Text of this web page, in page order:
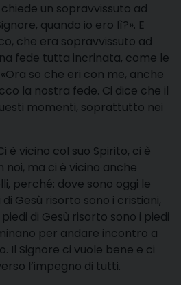
chiede un sopravvissuto ad
quando io ero lì?». E
che era sopravvissuto ad
fede tutta incrinata, come le
so che eri con me, anche
la nostra fede. Ci dice che il
momenti, soprattutto nei
è vicino col suo Spirito, ci è
noi, ma ci è vicino anche
perché: dove sono oggi le
di Gesù risorto sono i cristiani,
di Gesù risorto sono i piedi
per andare incontro a
Il Signore ci vuole bene e ci
l’impegno di tutti.